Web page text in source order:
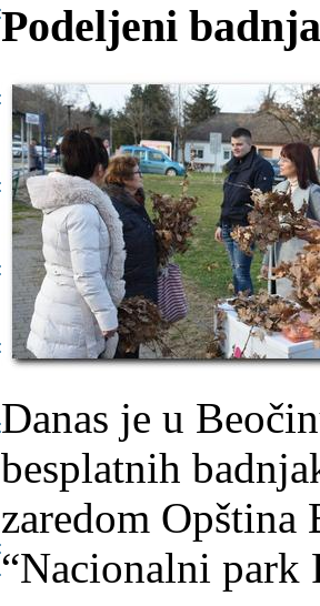
Podeljeni
Danas je u
besplatnih
zaredom Opština
“Nacionalni park